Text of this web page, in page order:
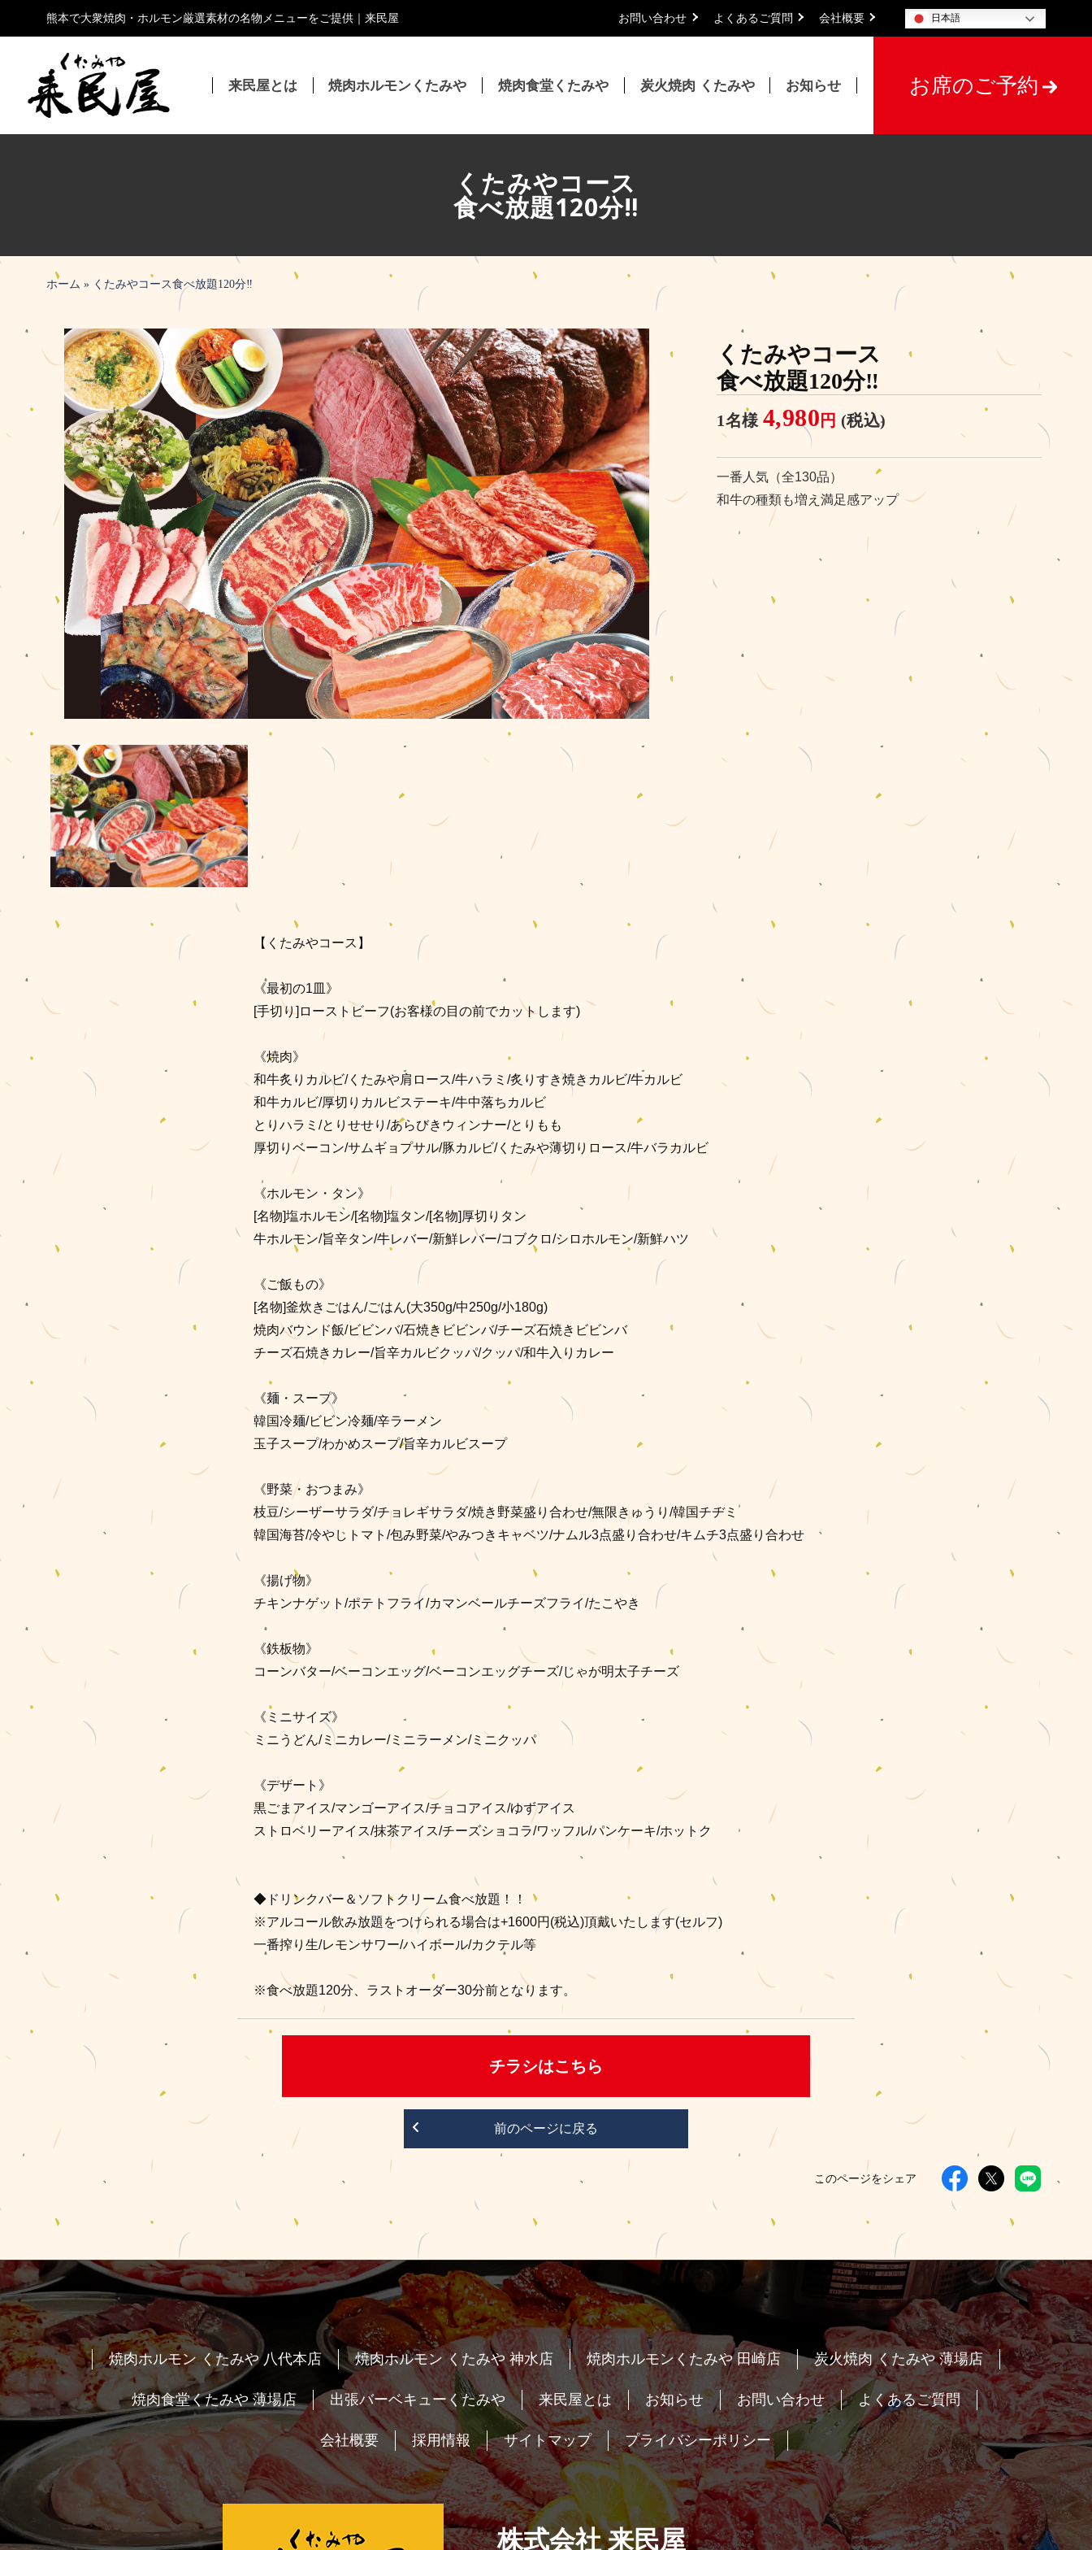
ス
熊本で大衆焼肉・ホルモン厳選素材の名物メニューをご提供｜来民屋 お問い合わせ よくあるご質問 会社概要 日本語
来民屋とは 焼肉ホルモンくたみや 焼肉食堂くたみや 炭火焼肉 くたみや お知らせ お席のご予約
くたみやコース
食べ放題120分‼
ホーム » くたみやコース食べ放題120分‼
くたみやコース
食べ放題120分‼
1名様 4,980 円 (税込)
一番人気（全130品）
和牛の種類も増え満足感アップ
【くたみやコース】
《最初の1皿》
[手切り]ローストビーフ(お客様の目の前でカットします)
《焼肉》
和牛炙りカルビ/くたみや肩ロース/牛ハラミ/炙りすき焼きカルビ/牛カルビ
和牛カルビ/厚切りカルビステーキ/牛中落ちカルビ
とりハラミ/とりせせり/あらびきウィンナー/とりもも
厚切りベーコン/サムギョプサル/豚カルビ/くたみや薄切りロース/牛バラカルビ
《ホルモン・タン》
[名物]塩ホルモン/[名物]塩タン/[名物]厚切りタン
牛ホルモン/旨辛タン/牛レバー/新鮮レバー/コブクロ/シロホルモン/新鮮ハツ
《ご飯もの》
[名物]釜炊きごはん/ごはん(大350g/中250g/小180g)
焼肉バウンド飯/ビビンバ/石焼きビビンバ/チーズ石焼きビビンバ
チーズ石焼きカレー/旨辛カルビクッパ/クッパ/和牛入りカレー
《麺・スープ》
韓国冷麺/ビビン冷麺/辛ラーメン
玉子スープ/わかめスープ/旨辛カルビスープ
《野菜・おつまみ》
枝豆/シーザーサラダ/チョレギサラダ/焼き野菜盛り合わせ/無限きゅうり/韓国チヂミ
韓国海苔/冷やしトマト/包み野菜/やみつきキャベツ/ナムル3点盛り合わせ/キムチ3点盛り合わせ
《揚げ物》
チキンナゲット/ポテトフライ/カマンベールチーズフライ/たこやき
《鉄板物》
コーンバター/ベーコンエッグ/ベーコンエッグチーズ/じゃが明太子チーズ
《ミニサイズ》
ミニうどん/ミニカレー/ミニラーメン/ミニクッパ
《デザート》
黒ごまアイス/マンゴーアイス/チョコアイス/ゆずアイス
ストロベリーアイス/抹茶アイス/チーズショコラ/ワッフル/パンケーキ/ホットク
◆ドリンクバー＆ソフトクリーム食べ放題！！
※アルコール飲み放題をつけられる場合は+1600円(税込)頂戴いたします(セルフ)
一番搾り生/レモンサワー/ハイボール/カクテル等
※食べ放題120分、ラストオーダー30分前となります。
チラシはこちら
前のページに戻る
このページをシェア
焼肉ホルモン くたみや 八代本店 焼肉ホルモン くたみや 神水店 焼肉ホルモンくたみや 田崎店 炭火焼肉 くたみや 薄場店
焼肉食堂くたみや 薄場店 出張バーベキューくたみや 来民屋とは お知らせ お問い合わせ よくあるご質問
会社概要 採用情報 サイトマップ プライバシーポリシー
株式会社 来民屋